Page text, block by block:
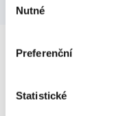
souhlasu
Nutné
Preferenční
Statistické